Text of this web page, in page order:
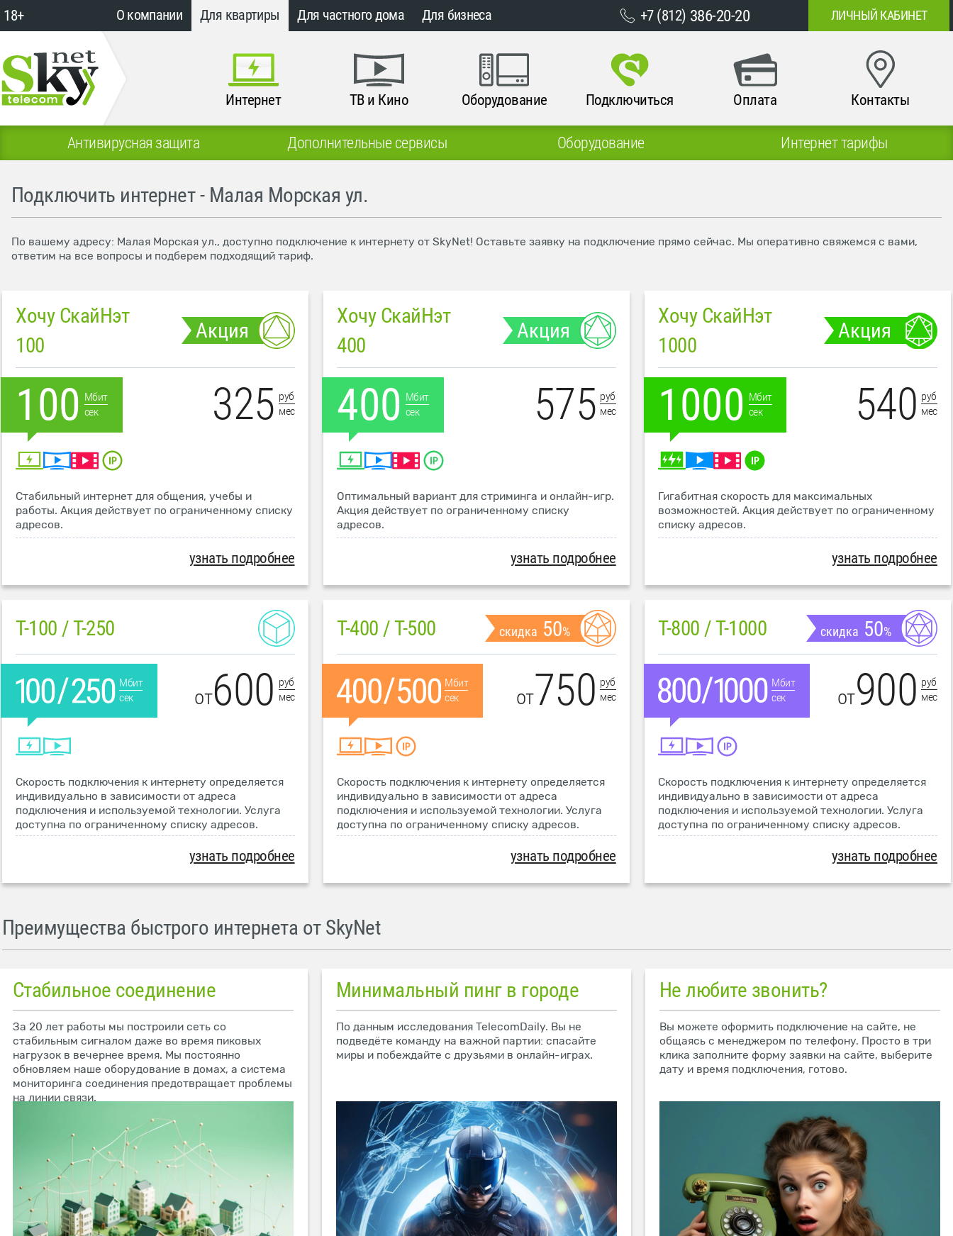
18+ О компании Для квартиры Для частного дома Для бизнеса +7 (812) 386-20-20 ЛИЧНЫЙ КАБИНЕТ
Интернет ТВ и Кино Оборудование Подключиться Оплата Контакты
Антивирусная защита Дополнительные сервисы Оборудование Интернет тарифы
Подключить интернет - Малая Морская ул.
По вашему адресу: Малая Морская ул., доступно подключение к интернету от SkyNet! Оставьте заявку на подключение прямо сейчас. Мы оперативно свяжемся с вами,
ответим на все вопросы и подберем подходящий тариф.
Хочу СкайНэт
100
Акция
100 Мбит
сек
325 руб
мес
Стабильный интернет для общения, учебы и
работы. Акция действует по ограниченному списку
адресов.
узнать подробнее
Хочу СкайНэт
400
Акция
400 Мбит
сек
575 руб
мес
Оптимальный вариант для стриминга и онлайн-игр.
Акция действует по ограниченному списку
адресов.
узнать подробнее
Хочу СкайНэт
1000
Акция
1000 Мбит
сек
540 руб
мес
Гигабитная скорость для максимальных
возможностей. Акция действует по ограниченному
списку адресов.
узнать подробнее
T-100 / T-250
Мбит
сек
от600 руб
мес
Скорость подключения к интернету определяется
индивидуально в зависимости от адреса
подключения и используемой технологии. Услуга
доступна по ограниченному списку адресов.
узнать подробнее
T-400 / T-500 скидка 50%
Мбит
сек
от750 руб
мес
Скорость подключения к интернету определяется
индивидуально в зависимости от адреса
подключения и используемой технологии. Услуга
доступна по ограниченному списку адресов.
узнать подробнее
T-800 / T-1000 скидка 50%
Мбит
сек
от900 руб
мес
Скорость подключения к интернету определяется
индивидуально в зависимости от адреса
подключения и используемой технологии. Услуга
доступна по ограниченному списку адресов.
узнать подробнее
Преимущества быстрого интернета от SkyNet
Стабильное соединение
За 20 лет работы мы построили сеть со
стабильным сигналом даже во время пиковых
нагрузок в вечернее время. Мы постоянно
обновляем наше оборудование в домах, а система
мониторинга соединения предотвращает проблемы
на линии связи.
Минимальный пинг в городе
По данным исследования TelecomDaily. Вы не
подведёте команду на важной партии: спасайте
миры и побеждайте с друзьями в онлайн-играх.
Не любите звонить?
Вы можете оформить подключение на сайте, не
общаясь с менеджером по телефону. Просто в три
клика заполните форму заявки на сайте, выберите
дату и время подключения, готово.